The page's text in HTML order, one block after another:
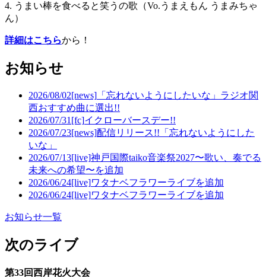
4. うまい棒を食べると笑うの歌（Vo.うまえもん うまみちゃ
ん）
詳細はこちらから！
お知らせ
2026/08/02[news] 「忘れないようにしたいな」ラジオ関
西おすすめ曲に選出!!
2026/07/31 [fc]イクローバースデー!!
2026/07/23[news]配信リリース!!「忘れないようにした
いな」
2026/07/13[live]神戸国際taiko音楽祭2027〜歌い、奏でる
未来への希望〜を追加
2026/06/24[live]ワタナベフラワーライブを追加
2026/06/24[live]ワタナベフラワーライブを追加
お知らせ一覧
次のライブ
第33回西岸花火大会